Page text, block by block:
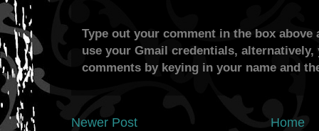
Type out your comment in the box
use your Gmail credentials,
comments by keying in your name and
Newer Post Home